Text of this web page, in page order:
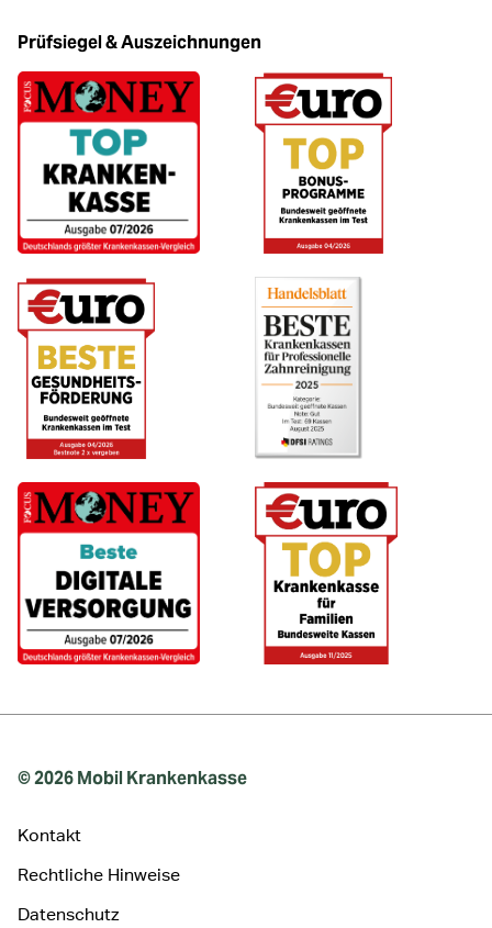
Prüfsiegel & Auszeichnungen
© 2026 Mobil Krankenkasse
Kontakt
Rechtliche Hinweise
Datenschutz